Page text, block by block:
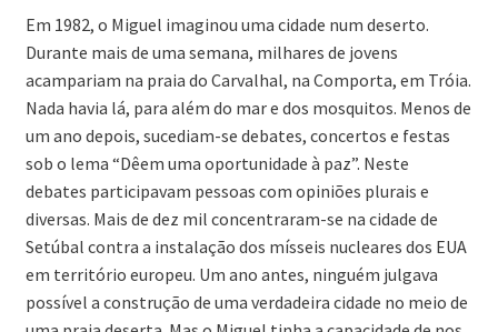
Em 1982, o Miguel imaginou uma cidade num deserto.
Durante mais de uma semana, milhares de jovens
acampariam na praia do Carvalhal, na Comporta, em Tróia.
Nada havia lá, para além do mar e dos mosquitos. Menos de
um ano depois, sucediam-se debates, concertos e festas
sob o lema “Dêem uma oportunidade à paz”. Neste
debates participavam pessoas com opiniões plurais e
diversas. Mais de dez mil concentraram-se na cidade de
Setúbal contra a instalação dos mísseis nucleares dos EUA
em território europeu. Um ano antes, ninguém julgava
possível a construção de uma verdadeira cidade no meio de